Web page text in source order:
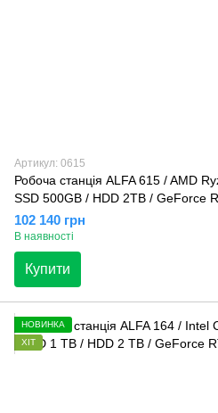
Артикул: 0615
Робоча станція ALFA 615 / AMD
SSD 500GB / HDD 2TB / GeForce
102 140 грн
В наявності
Купити
НОВИНКА
ХІТ